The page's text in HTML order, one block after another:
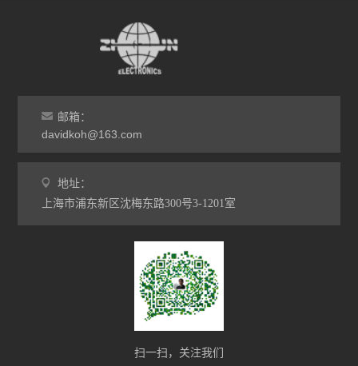
邮箱：
davidkoh@163.com
地址：
上海市浦东新区沈梅东路300号3-1201室
扫一扫，关注我们